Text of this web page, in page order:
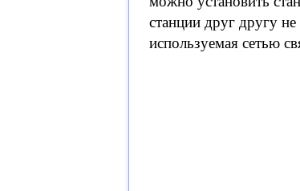
станции друг другу
используемая сетью